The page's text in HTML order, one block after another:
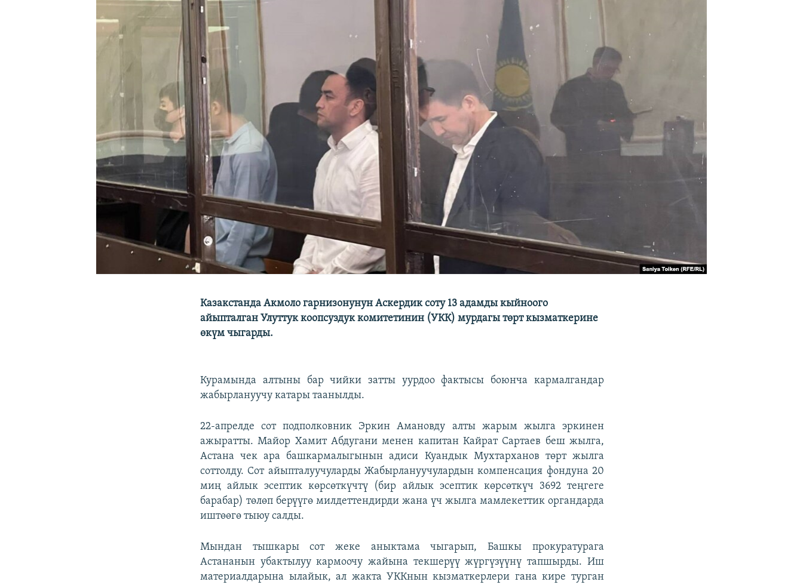
Казакстанда Акмоло гарнизонунун Аскердик соту 13 адамды кыйноого
айыпталган Улуттук коопсуздук комитетинин (УКК) мурдагы төрт кызматкерине
өкүм чыгарды.
Курамында алтыны бар чийки затты уурдоо фактысы боюнча кармалгандар
жабырлануучу катары таанылды.
22-апрелде сот подполковник Эркин Амановду алты жарым жылга эркинен
ажыратты. Майор Хамит Абдугани менен капитан Кайрат Сартаев беш жылга,
Астана чек ара башкармалыгынын адиси Куандык Мухтарханов төрт жылга
соттолду. Сот айыпталуучуларды Жабырлануучулардын компенсация фондуна 20
миң айлык эсептик көрсөткүчтү (бир айлык эсептик көрсөткүч 3692 теңгеге
барабар) төлөп берүүгө милдеттендирди жана үч жылга мамлекеттик органдарда
иштөөгө тыюу салды.
Мындан тышкары сот жеке аныктама чыгарып, Башкы прокуратурага
Астананын убактылуу кармоочу жайына текшерүү жүргүзүүнү тапшырды. Иш
материалдарына ылайык, ал жакта УККнын кызматкерлери гана кире турган